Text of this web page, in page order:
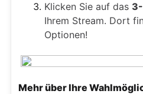
Klicken Sie auf das
Ihrem Stream. Dort
Optionen!
Mehr über Ihre